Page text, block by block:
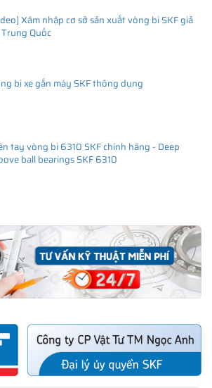
Xâm nhập cơ sở sản xuất vòng bi SKF giả
Quốc
bi xe gắn máy SKF thông dụng
tay vòng bi 6310 SKF chính hãng - Deep
ball bearings SKF 6310